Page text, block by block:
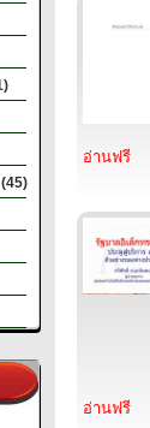
อ่านฟรี
อ่านฟรี